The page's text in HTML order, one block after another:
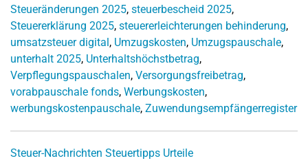
Steueränderungen 2025, steuerbescheid 2025,
Steuererklärung 2025, steuererleichterungen behinderung,
umsatzsteuer digital, Umzugskosten, Umzugspauschale,
unterhalt 2025, Unterhaltshöchstbetrag,
Verpflegungspauschalen, Versorgungsfreibetrag,
vorabpauschale fonds, Werbungskosten,
werbungskostenpauschale, Zuwendungsempfängerregister
Steuer-Nachrichten Steuertipps Urteile